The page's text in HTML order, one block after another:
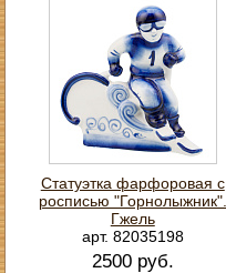
Статуэтка фарфоровая с
росписью "Горнолыжник".
Гжель
арт. 82035198
2500 руб.